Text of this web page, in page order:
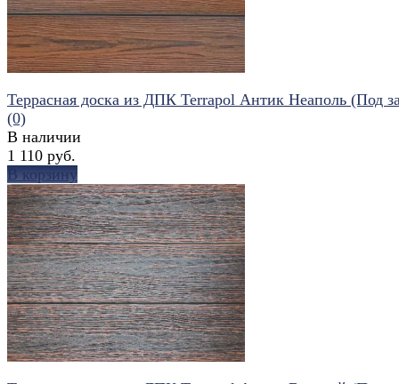
избранное сравнить
Террасная доска из ДПК Terrapol Антик Неаполь (Под
(0)
В наличии
1 110 руб.
В корзину